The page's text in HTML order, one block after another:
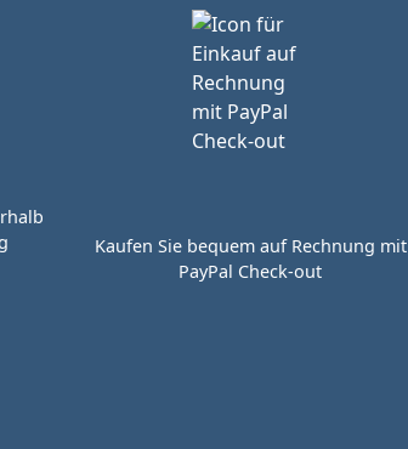
Kaufen Sie bequem auf Rechnung mit
PayPal Check-out